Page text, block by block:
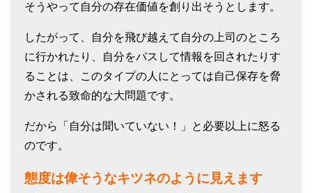
そうやって自分の存在価値を創り出そうとします。
したがって、自分を飛び越えて自分の上司のところ
に行かれたり、自分をパスして情報を回されたりす
ることは、このタイプの人にとっては自己保存を脅
かされる致命的な大問題です。
だから「自分は聞いていない！」と必要以上に怒る
のです。
態度は偉そうなキツネのように見えます